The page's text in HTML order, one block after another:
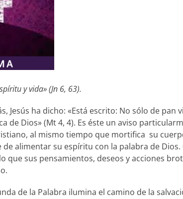
y vida» (Jn 6, 63).
Jesús ha dicho: «Está escrito: No sólo de pan
de Dios» (Mt 4, 4). Es éste un aviso
al mismo tiempo que mortifica su
alimentar su espíritu con la palabra de Dios.
que sus pensamientos, deseos y acciones
de la Palabra ilumina el camino de la